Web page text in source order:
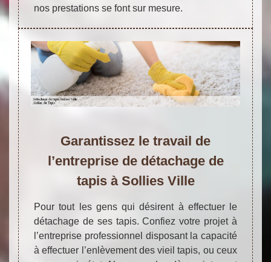
nos prestations se font sur mesure.
Garantissez le travail de
l’entreprise de détachage de
tapis à Sollies Ville
Pour tout les gens qui désirent à effectuer le
détachage de ses tapis. Confiez votre projet à
l’entreprise professionnel disposant la capacité
à effectuer l’enlèvement des vieil tapis, ou ceux